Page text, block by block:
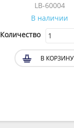
LB-60004
В наличии
Количество
В КОРЗИНУ